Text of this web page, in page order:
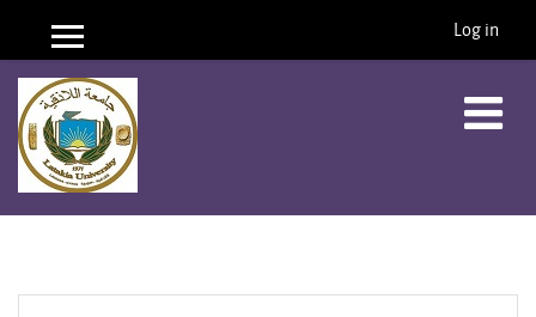
Skip to main content
Side panel Log in